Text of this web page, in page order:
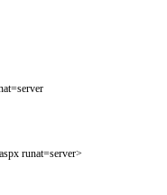
runat=server>